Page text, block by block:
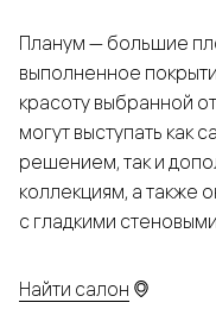
Планум — большие
выполненное
красоту выбранной
могут выступать как
решением, так и
коллекциям, а также
с гладкими
Найти салон